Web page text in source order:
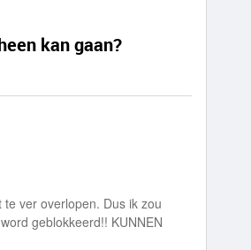
kan gaan?
ver overlopen. Dus ik zou
geblokkeerd!! KUNNEN